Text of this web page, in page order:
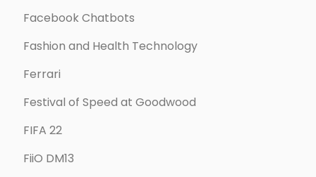
Facebook Chatbots
Fashion and Health Technology
Ferrari
Festival of Speed at Goodwood
FIFA 22
FiiO DM13